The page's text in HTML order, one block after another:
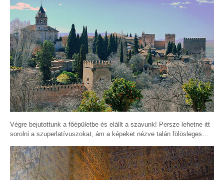
Végre bejutottunk a főépületbe és elállt a szavunk! Persze lehetne itt
sorolni a szuperlatívuszokat, ám a képeket nézve talán fölösleges…